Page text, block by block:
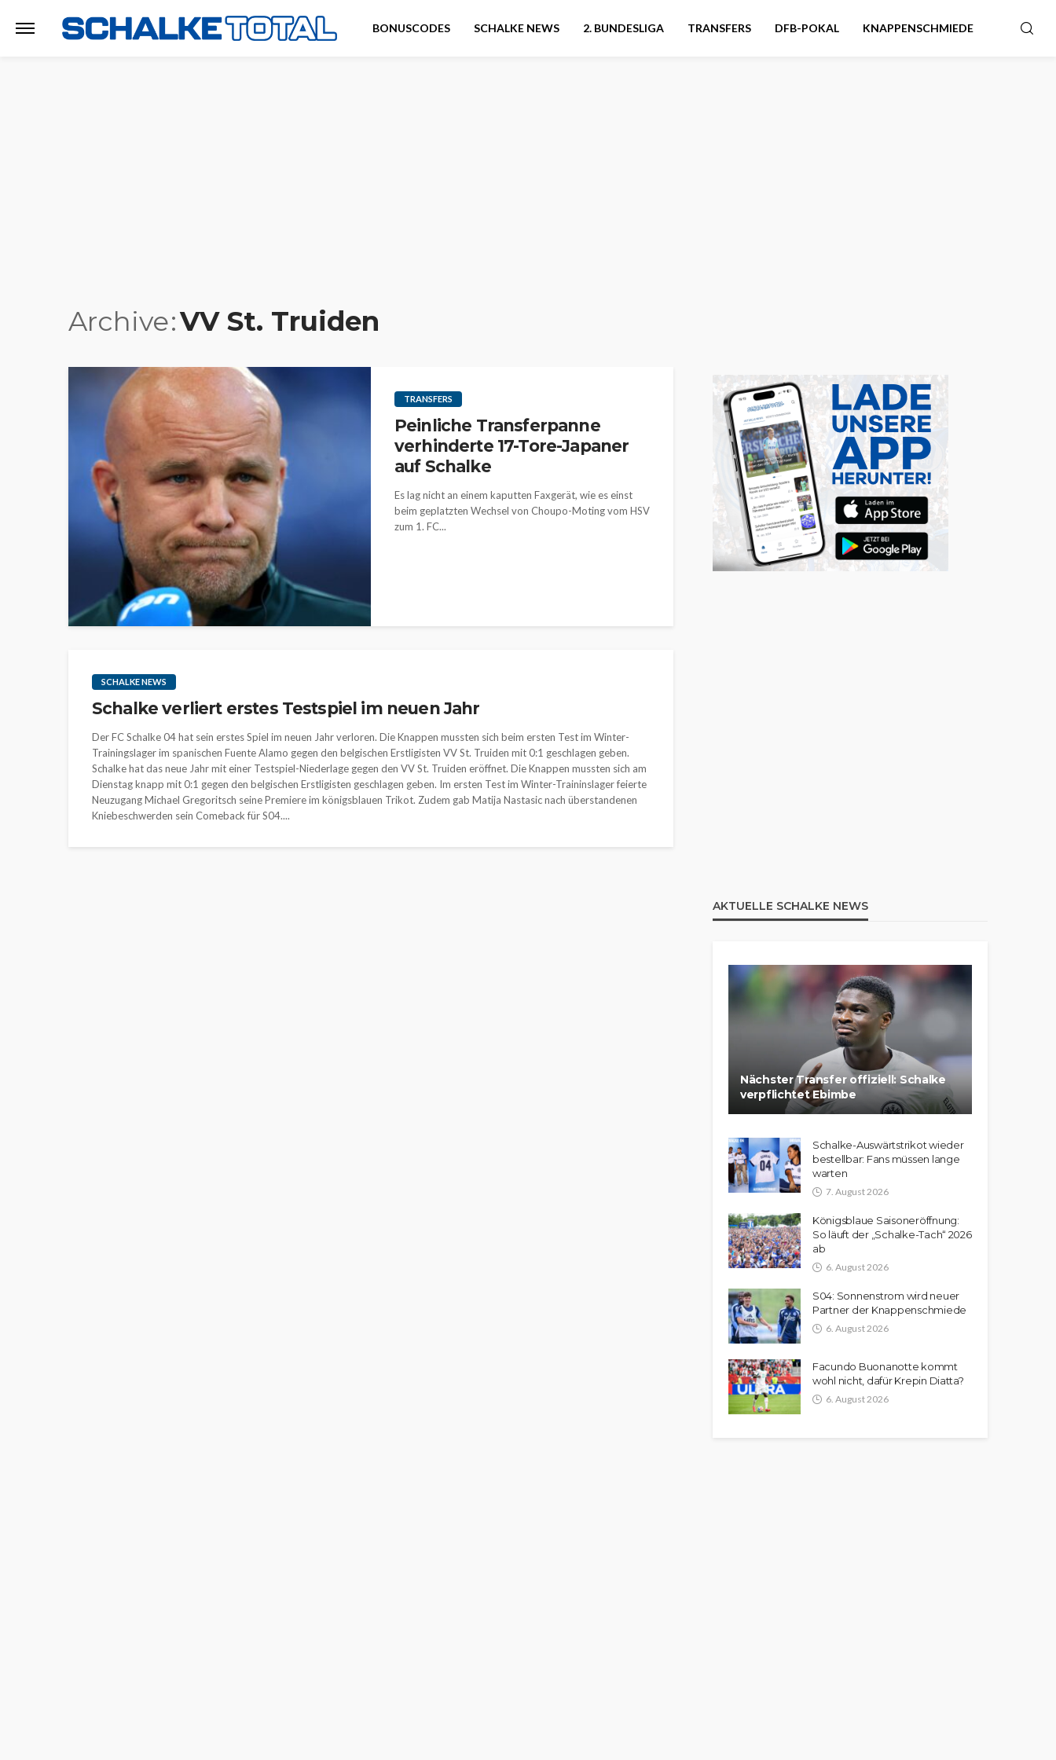
BONUSCODES SCHALKE NEWS 2. BUNDESLIGA TRANSFERS DFB-POKAL KNAPPENSCHMIEDE
Archive VV St. Truiden
TRANSFERS
Peinliche Transferpanne
verhinderte 17-Tore-Japaner
auf Schalke
Es lag nicht an einem kaputten Faxgerät, wie es einst
beim geplatzten Wechsel von Choupo-Moting vom HSV
zum 1. FC...
SCHALKE NEWS
Schalke verliert erstes Testspiel im neuen Jahr
Der FC Schalke 04 hat sein erstes Spiel im neuen Jahr verloren. Die Knappen mussten sich beim ersten Test im Winter-
Trainingslager im spanischen Fuente Alamo gegen den belgischen Erstligisten VV St. Truiden mit 0:1 geschlagen geben.
Schalke hat das neue Jahr mit einer Testspiel-Niederlage gegen den VV St. Truiden eröffnet. Die Knappen mussten sich am
Dienstag knapp mit 0:1 gegen den belgischen Erstligisten geschlagen geben. Im ersten Test im Winter-Traininslager feierte
Neuzugang Michael Gregoritsch seine Premiere im königsblauen Trikot. Zudem gab Matija Nastasic nach überstandenen
Kniebeschwerden sein Comeback für S04....
AKTUELLE SCHALKE NEWS
Nächster Transfer offiziell: Schalke
verpflichtet Ebimbe
Schalke-Auswärtstrikot wieder
bestellbar: Fans müssen lange
warten
7. August 2026
Königsblaue Saisoneröffnung:
So läuft der „Schalke-Tach“ 2026
ab
6. August 2026
S04: Sonnenstrom wird neuer
Partner der Knappenschmiede
6. August 2026
Facundo Buonanotte kommt
wohl nicht, dafür Krepin Diatta?
6. August 2026